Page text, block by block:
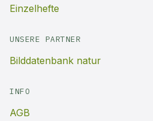
Einzelhefte
UNSERE PARTNER
Bilddatenbank natur
INFO
AGB